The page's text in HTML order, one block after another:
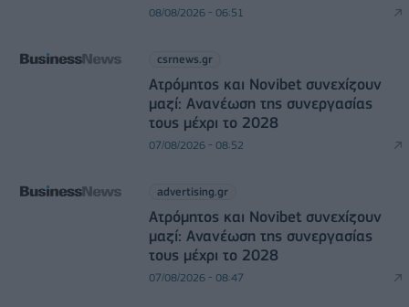
08/08/2026 - 06:51
csrnews.gr
Ατρόμητος και Novibet συνεχίζουν
μαζί: Ανανέωση της συνεργασίας
τους μέχρι το 2028
07/08/2026 - 08:52
advertising.gr
Ατρόμητος και Novibet συνεχίζουν
μαζί: Ανανέωση της συνεργασίας
τους μέχρι το 2028
07/08/2026 - 08:47